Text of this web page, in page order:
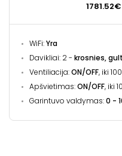
1781.52€
WiFi:Yra
Davikliai: 2 - krosnies,
Ventiliacija:ON/OFF, iki
Apšvietimas:ON/OFF, iki
Garintuvo valdymas:0 -